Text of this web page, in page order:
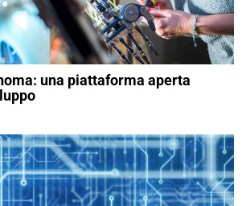
una piattaforma aperta